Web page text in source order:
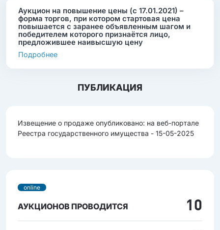
Аукцион на повышение цены (с 17.01.2021) –
форма торгов, при котором стартовая цена
повышается с заранее объявленным шагом и
победителем которого признаётся лицо,
предложившее наивысшую цену
Подробнее
ПУБЛИКАЦИЯ
Извещение о продаже опубликовано: на веб-портале
Реестра государственного имущества - 15-05-2025
online
АУКЦИОНОВ ПРОВОДИТСЯ 10